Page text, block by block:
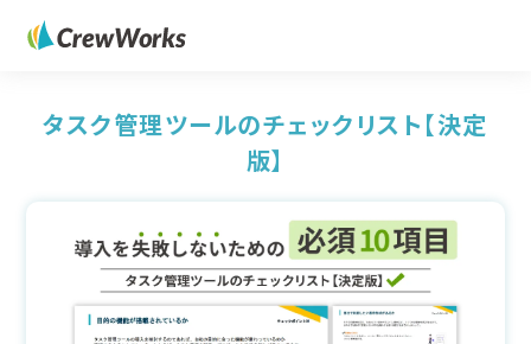
タスク管理ツールのチェックリスト【決定
版】